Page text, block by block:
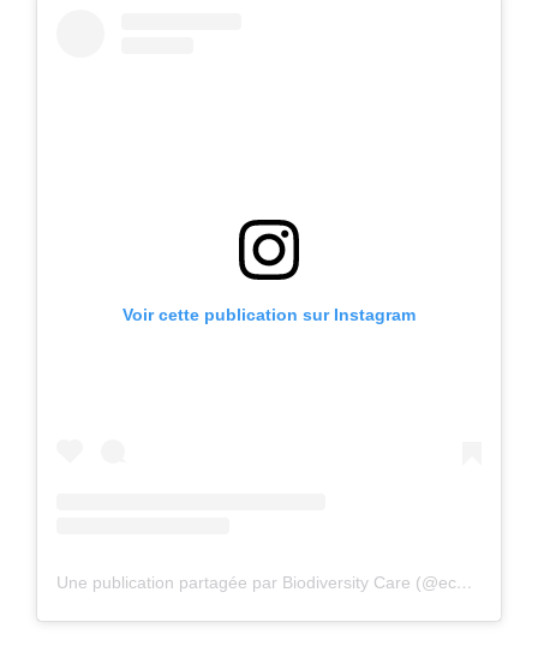
Voir cette publication sur Instagram
Une publication partagée par Biodiversity Care (@eco.volontaire)